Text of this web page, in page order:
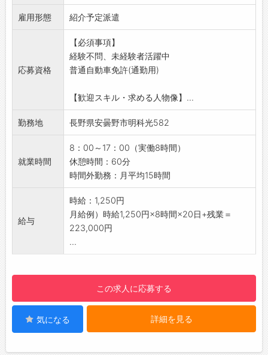
みなさまのご応募を心よりお待ちしております
☆----------------------------------------
☆
・生産計画に基づく社内外の調整
・取引先や現場との納期調整・外注管理
・その他、生産管理に関わる一連の業務
【おすすめポイント♪】
■未経験者歓迎！
未経験から製造業にチャレンジできる
■研修制度充実
・入社後は研修を受けてから業務に入っていた
だきます
を身につけていただきます
■働きやすい環境
・社員同士のコミュニケーションはもちろん、
人間関係等働きやすい環境
■直接雇用前提のご紹介！
・派遣期間（半年）を経て、双方合意のうえで
・未経験からチャレンジしたい方
・ワークライフバランスを大切にしたい方
・長く安定して働きたい方
【貸与】
雇用形態 紹介予定派遣
応募資格
【必須事項】
経験不問、未経験者活躍中
普通自動車免許(通勤用)
【歓迎スキル・求める人物像】...
勤務地 長野県安曇野市明科光582
就業時間
8：00～17：00（実働8時間）
休憩時間：60分
時間外勤務：月平均15時間
給与
時給：1,250円
月給例）時給1,250円×8時間×20日+残業＝
223,000円
...
この求人に応募する
気になる 詳細を見る